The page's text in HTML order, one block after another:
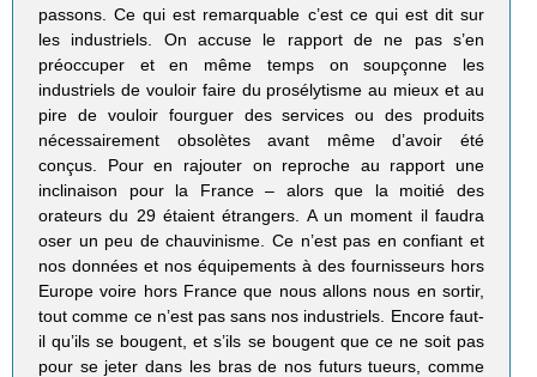
passons. Ce qui est remarquable c’est ce qui est dit sur
les industriels. On accuse le rapport de ne pas s’en
préoccuper et en même temps on soupçonne les
industriels de vouloir faire du prosélytisme au mieux et au
pire de vouloir fourguer des services ou des produits
nécessairement obsolètes avant même d’avoir été
conçus. Pour en rajouter on reproche au rapport une
inclinaison pour la France – alors que la moitié des
orateurs du 29 étaient étrangers. A un moment il faudra
oser un peu de chauvinisme. Ce n’est pas en confiant et
nos données et nos équipements à des fournisseurs hors
Europe voire hors France que nous allons nous en sortir,
tout comme ce n’est pas sans nos industriels. Encore faut-
il qu’ils se bougent, et s’ils se bougent que ce ne soit pas
pour se jeter dans les bras de nos futurs tueurs, comme